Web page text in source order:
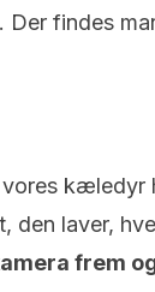
findes
kæledyr
den laver,
frem